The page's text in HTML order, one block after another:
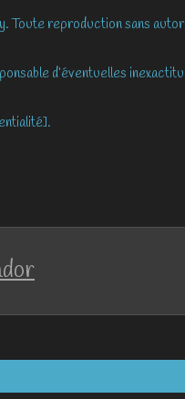
Toute reproduction sans
d’éventuelles